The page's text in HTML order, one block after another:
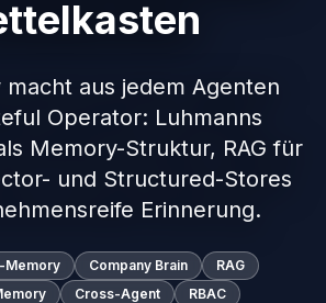
macht aus jedem Agenten
Operator: Luhmanns
Memory-Struktur, RAG für
und Structured-Stores
Erinnerung.
Memory Company Brain
RAG
Cross-Agent RBAC